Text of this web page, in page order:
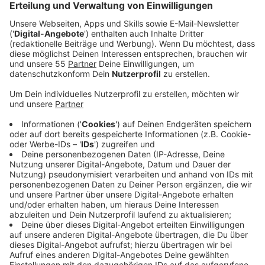
Dörfern hier im Kreis - am Niederrhein. Aktuell
betrifft es Goch - genauer gesagt, die
Grundschulen in Kessel und Asperden.
Veröffentlicht:Dienstag, 21.11.2023 15:41
Im Sommer fiel bei der Stadt die Entscheidung
zugunsten des Standortes in Asperden. Hier soll ein
Grundstück gekauft werden, um neu zu bauen. Die
Niers-Gendel-Schule in Kessel würde dann
geschlossen. Diese Entscheidung musste bei einer
Bürgerinitiative (BI) erstmal sacken und überlegt
werden. Jetzt hat sie ein Bürgerbegehren eingereicht,
mit dem Ziel, dass die Grundschulen an beiden
Standorten erhalten bleiben sollen.